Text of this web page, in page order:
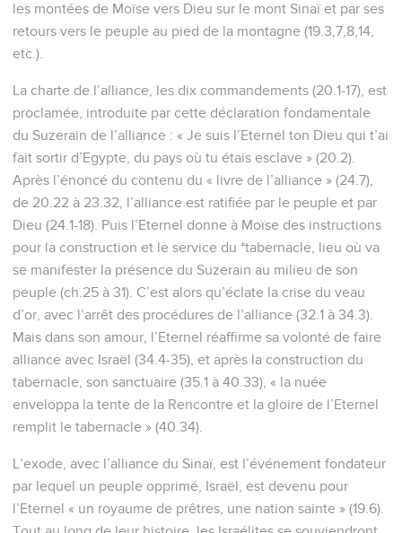
les montées de Moïse vers Dieu sur le mont Sinaï et par ses
retours vers le peuple au pied de la montagne (19.3,7,8,14,
etc.).
La charte de l’alliance, les dix commandements (20.1-17), est
proclamée, introduite par cette déclaration fondamentale
du Suzerain de l’alliance : « Je suis l’Eternel ton Dieu qui t’ai
fait sortir d’Egypte, du pays où tu étais esclave » (20.2).
Après l’énoncé du contenu du « livre de l’alliance » (24.7),
de 20.22 à 23.32, l’alliance est ratifiée par le peuple et par
Dieu (24.1-18). Puis l’Eternel donne à Moïse des instructions
pour la construction et le service du *tabernacle, lieu où va
se manifester la présence du Suzerain au milieu de son
peuple (ch.25 à 31). C’est alors qu’éclate la crise du veau
d’or, avec l’arrêt des procédures de l’alliance (32.1 à 34.3).
Mais dans son amour, l’Eternel réaffirme sa volonté de faire
alliance avec Israël (34.4-35), et après la construction du
tabernacle, son sanctuaire (35.1 à 40.33), « la nuée
enveloppa la tente de la Rencontre et la gloire de l’Eternel
remplit le tabernacle » (40.34).
L’exode, avec l’alliance du Sinaï, est l’événement fondateur
par lequel un peuple opprimé, Israël, est devenu pour
l’Eternel « un royaume de prêtres, une nation sainte » (19.6).